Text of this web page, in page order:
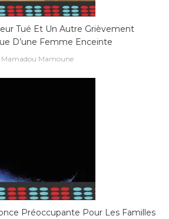
Tué Et Un Autre Grièvement
D’une Femme Enceinte
Mamadou Mamoune
Préoccupante Pour Les Familles